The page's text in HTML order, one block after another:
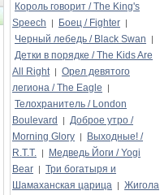
Король говорит / The King's
Speech
| Боец / Fighter |
Черный лебедь / Black Swan |
Детки в порядке / The Kids Are
All Right | Орел девятого
легиона / The Eagle
|
Телохранитель / London
Boulevard
| Доброе утро /
Morning Glory |
Выходные! /
R.T.T. |
Медведь Йоги / Yogi
Bear | Три богатыря и
Шамаханская царица | Жигола